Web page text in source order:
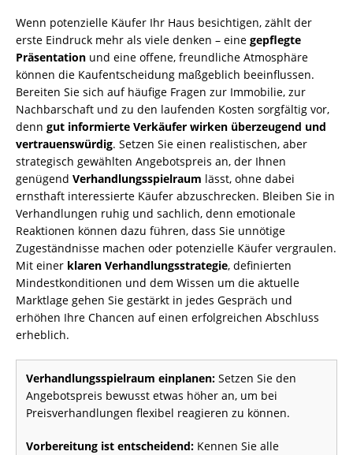
Wenn potenzielle Käufer Ihr Haus besichtigen, zählt der
erste Eindruck mehr als viele denken – eine gepflegte
Präsentation und eine offene, freundliche Atmosphäre
können die Kaufentscheidung maßgeblich beeinflussen.
Bereiten Sie sich auf häufige Fragen zur Immobilie, zur
Nachbarschaft und zu den laufenden Kosten sorgfältig vor,
denn gut informierte Verkäufer wirken überzeugend und
vertrauenswürdig. Setzen Sie einen realistischen, aber
strategisch gewählten Angebotspreis an, der Ihnen
genügend Verhandlungsspielraum lässt, ohne dabei
ernsthaft interessierte Käufer abzuschrecken. Bleiben Sie in
Verhandlungen ruhig und sachlich, denn emotionale
Reaktionen können dazu führen, dass Sie unnötige
Zugeständnisse machen oder potenzielle Käufer vergraulen.
Mit einer klaren Verhandlungsstrategie, definierten
Mindestkonditionen und dem Wissen um die aktuelle
Marktlage gehen Sie gestärkt in jedes Gespräch und
erhöhen Ihre Chancen auf einen erfolgreichen Abschluss
erheblich.
Verhandlungsspielraum einplanen: Setzen Sie den
Angebotspreis bewusst etwas höher an, um bei
Preisverhandlungen flexibel reagieren zu können.
Vorbereitung ist entscheidend: Kennen Sie alle